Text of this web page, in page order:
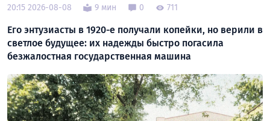
20:15 2026-08-08 9 мин 0 711
Его энтузиасты в 1920-е получали копейки, но верили в
светлое будущее: их надежды быстро погасила
безжалостная государственная машина